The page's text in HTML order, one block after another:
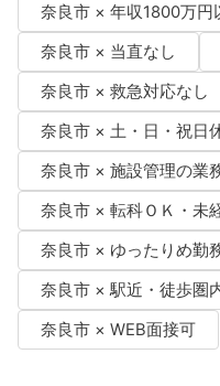
奈良市 × 年収1800万円
奈良市 × 当直なし
奈良市 × 救急対応なし
奈良市 × 土・日・祝日
奈良市 × 施設管理の業
奈良市 × 転科ＯＫ・未
奈良市 × ゆったりめ勤
奈良市 × 駅近・徒歩圏
奈良市 × WEB面接可